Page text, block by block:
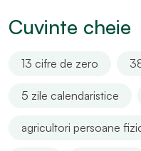
Cuvinte cheie
13 cifre de zero
5 zile calendaristice
agricultori persoane